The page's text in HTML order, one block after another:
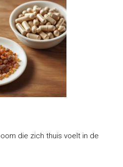
die zich thuis voelt in de